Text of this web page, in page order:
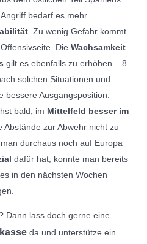
bedarf es mehr
. Zu wenig Gefahr kommt
Die Wachsamkeit
gilt es ebenfalls zu erhöhen – 8
solchen Situationen und
bessere Ausgangsposition.
bald, im Mittelfeld besser im
Abstände zur Abwehr nicht zu
durchaus noch auf Europa
dafür hat, konnte man bereits
in den nächsten Wochen
Dann lass doch gerne eine
da und unterstütze ein